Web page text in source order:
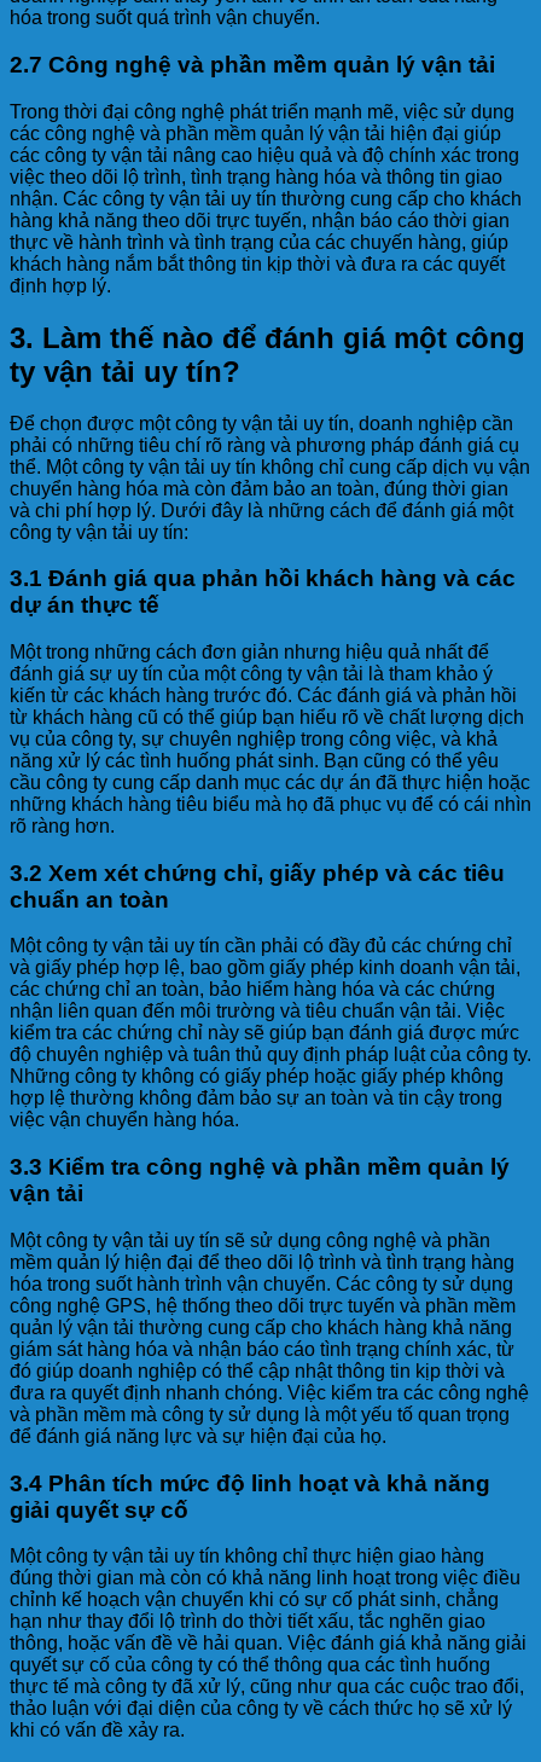
hóa trong suốt quá trình vận chuyển.
2.7 Công nghệ và phần mềm quản lý vận tải
Trong thời đại công nghệ phát triển mạnh mẽ, việc sử dụng
các công nghệ và phần mềm quản lý vận tải hiện đại giúp
các công ty vận tải nâng cao hiệu quả và độ chính xác trong
việc theo dõi lộ trình, tình trạng hàng hóa và thông tin giao
nhận. Các công ty vận tải uy tín thường cung cấp cho khách
hàng khả năng theo dõi trực tuyến, nhận báo cáo thời gian
thực về hành trình và tình trạng của các chuyến hàng, giúp
khách hàng nắm bắt thông tin kịp thời và đưa ra các quyết
định hợp lý.
3. Làm thế nào để đánh giá một công
ty vận tải uy tín?
Để chọn được một công ty vận tải uy tín, doanh nghiệp cần
phải có những tiêu chí rõ ràng và phương pháp đánh giá cụ
thể. Một công ty vận tải uy tín không chỉ cung cấp dịch vụ vận
chuyển hàng hóa mà còn đảm bảo an toàn, đúng thời gian
và chi phí hợp lý. Dưới đây là những cách để đánh giá một
công ty vận tải uy tín:
3.1 Đánh giá qua phản hồi khách hàng và các
dự án thực tế
Một trong những cách đơn giản nhưng hiệu quả nhất để
đánh giá sự uy tín của một công ty vận tải là tham khảo ý
kiến từ các khách hàng trước đó. Các đánh giá và phản hồi
từ khách hàng cũ có thể giúp bạn hiểu rõ về chất lượng dịch
vụ của công ty, sự chuyên nghiệp trong công việc, và khả
năng xử lý các tình huống phát sinh. Bạn cũng có thể yêu
cầu công ty cung cấp danh mục các dự án đã thực hiện hoặc
những khách hàng tiêu biểu mà họ đã phục vụ để có cái nhìn
rõ ràng hơn.
3.2 Xem xét chứng chỉ, giấy phép và các tiêu
chuẩn an toàn
Một công ty vận tải uy tín cần phải có đầy đủ các chứng chỉ
và giấy phép hợp lệ, bao gồm giấy phép kinh doanh vận tải,
các chứng chỉ an toàn, bảo hiểm hàng hóa và các chứng
nhận liên quan đến môi trường và tiêu chuẩn vận tải. Việc
kiểm tra các chứng chỉ này sẽ giúp bạn đánh giá được mức
độ chuyên nghiệp và tuân thủ quy định pháp luật của công ty.
Những công ty không có giấy phép hoặc giấy phép không
hợp lệ thường không đảm bảo sự an toàn và tin cậy trong
việc vận chuyển hàng hóa.
3.3 Kiểm tra công nghệ và phần mềm quản lý
vận tải
Một công ty vận tải uy tín sẽ sử dụng công nghệ và phần
mềm quản lý hiện đại để theo dõi lộ trình và tình trạng hàng
hóa trong suốt hành trình vận chuyển. Các công ty sử dụng
công nghệ GPS, hệ thống theo dõi trực tuyến và phần mềm
quản lý vận tải thường cung cấp cho khách hàng khả năng
giám sát hàng hóa và nhận báo cáo tình trạng chính xác, từ
đó giúp doanh nghiệp có thể cập nhật thông tin kịp thời và
đưa ra quyết định nhanh chóng. Việc kiểm tra các công nghệ
và phần mềm mà công ty sử dụng là một yếu tố quan trọng
để đánh giá năng lực và sự hiện đại của họ.
3.4 Phân tích mức độ linh hoạt và khả năng
giải quyết sự cố
Một công ty vận tải uy tín không chỉ thực hiện giao hàng
đúng thời gian mà còn có khả năng linh hoạt trong việc điều
chỉnh kế hoạch vận chuyển khi có sự cố phát sinh, chẳng
hạn như thay đổi lộ trình do thời tiết xấu, tắc nghẽn giao
thông, hoặc vấn đề về hải quan. Việc đánh giá khả năng giải
quyết sự cố của công ty có thể thông qua các tình huống
thực tế mà công ty đã xử lý, cũng như qua các cuộc trao đổi,
thảo luận với đại diện của công ty về cách thức họ sẽ xử lý
khi có vấn đề xảy ra.